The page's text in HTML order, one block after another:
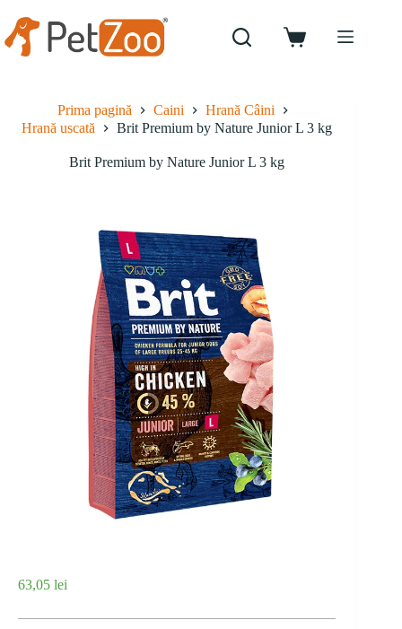
conținut
Coș
Prima pagină Caini
Hrană Câini
Hrană uscată
Brit Premium by Nature Junior L 3 kg
Brit Premium by Nature Junior L 3 kg
63,05 lei